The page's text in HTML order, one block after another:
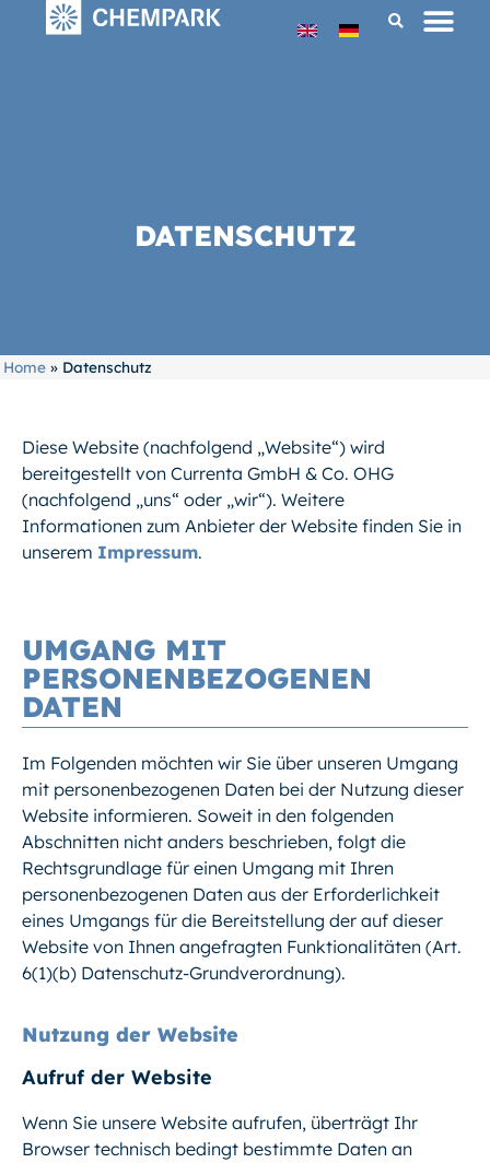
DATENSCHUTZ
Home » Datenschutz
Diese Website (nachfolgend „Website“) wird
bereitgestellt von Currenta GmbH & Co. OHG
(nachfolgend „uns“ oder „wir“). Weitere
Informationen zum Anbieter der Website finden Sie in
unserem Impressum.
UMGANG MIT
PERSONENBEZOGENEN
DATEN
Im Folgenden möchten wir Sie über unseren Umgang
mit personenbezogenen Daten bei der Nutzung dieser
Website informieren. Soweit in den folgenden
Abschnitten nicht anders beschrieben, folgt die
Rechtsgrundlage für einen Umgang mit Ihren
personenbezogenen Daten aus der Erforderlichkeit
eines Umgangs für die Bereitstellung der auf dieser
Website von Ihnen angefragten Funktionalitäten (Art.
6(1)(b) Datenschutz-Grundverordnung).
Nutzung der Website
Aufruf der Website
Wenn Sie unsere Website aufrufen, überträgt Ihr
Browser technisch bedingt bestimmte Daten an